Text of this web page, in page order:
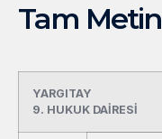
Tam Metin
YARGITAY
9. HUKUK DAİRESİ